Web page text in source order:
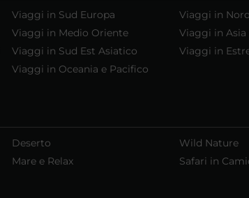
Viaggi in Sud Europa Viaggi in
Viaggi in Medio Oriente Viaggi in Asia
Viaggi in Sud Est Asiatico Viaggi in
Viaggi in Oceania e Pacifico
Deserto Wild Nature
Mare e Relax Safari in